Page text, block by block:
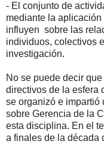
- El conjunto de
mediante la
influyen sobre las
individuos, colectivos
investigación.
No se puede decir
directivos de la esfera
se organizó e impartió
sobre Gerencia de la
esta disciplina. En el
a finales de la década